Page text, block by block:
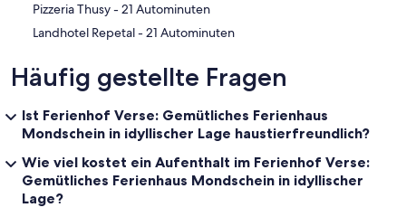
‪Pizzeria Thusy - ‬21 Autominuten
‪Landhotel Repetal - ‬21 Autominuten
Häufig gestellte Fragen
Ist Ferienhof Verse: Gemütliches Ferienhaus
Mondschein in idyllischer Lage haustierfreundlich?
Wie viel kostet ein Aufenthalt im Ferienhof Verse:
Gemütliches Ferienhaus Mondschein in idyllischer
Lage?